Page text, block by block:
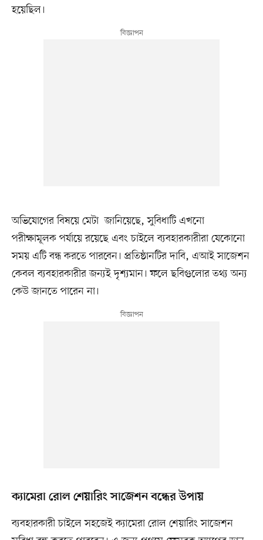
হয়েছিল।
অভিযোগের বিষয়ে মেটা জানিয়েছে, সুবিধাটি এখনো
পরীক্ষামূলক পর্যায়ে রয়েছে এবং চাইলে ব্যবহারকারীরা যেকোনো
সময় এটি বন্ধ করতে পারবেন। প্রতিষ্ঠানটির দাবি, এআই সাজেশন
কেবল ব্যবহারকারীর জন্যই দৃশ্যমান। ফলে ছবিগুলোর তথ্য অন্য
কেউ জানতে পারেন না।
ক্যামেরা রোল শেয়ারিং সাজেশন বন্ধের উপায়
ব্যবহারকারী চাইলে সহজেই ক্যামেরা রোল শেয়ারিং সাজেশন